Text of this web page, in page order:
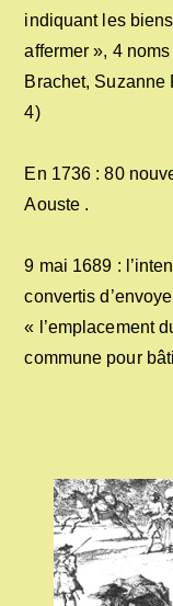
indiquant les
affermer », 4
Brachet, Suzanne
4)
En 1736 : 80
Aouste .
9 mai 1689 :
convertis
« l’emplacement
commune pour